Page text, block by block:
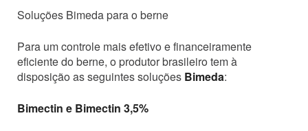
Soluções Bimeda para o berne
Para um controle mais efetivo e financeiramente
eficiente do berne, o produtor brasileiro tem à
disposição as seguintes soluções Bimeda:
Bimectin e Bimectin 3,5%